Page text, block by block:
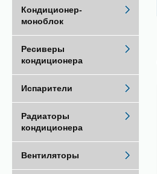
Кондиционер-
моноблок
Ресиверы
кондиционера
Испарители
Радиаторы
кондиционера
Вентиляторы